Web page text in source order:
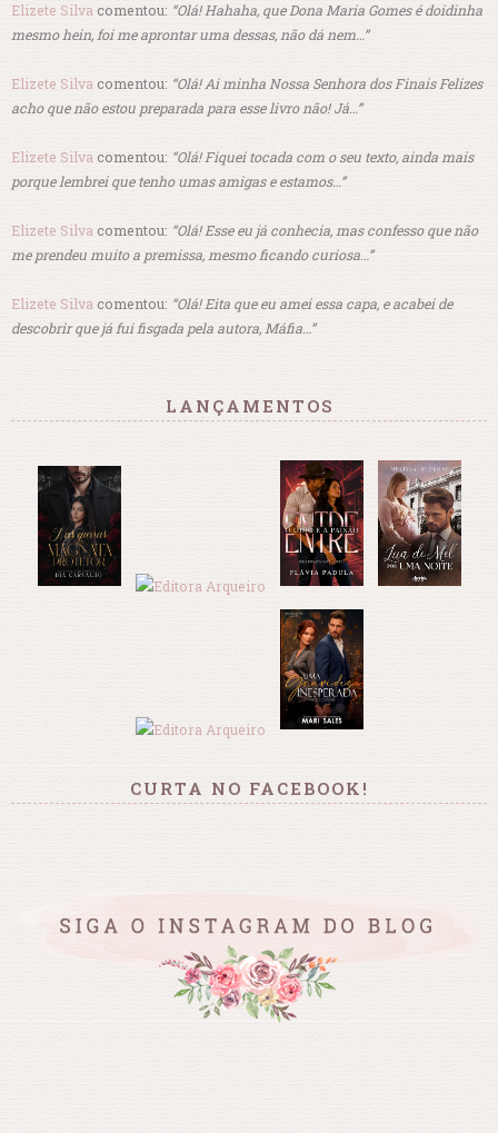
Elizete Silva comentou: “Olá! Hahaha, que Dona Maria Gomes é doidinha
mesmo hein, foi me aprontar uma dessas, não dá nem…”
Elizete Silva comentou: “Olá! Ai minha Nossa Senhora dos Finais Felizes
acho que não estou preparada para esse livro não! Já…”
Elizete Silva comentou: “Olá! Fiquei tocada com o seu texto, ainda mais
porque lembrei que tenho umas amigas e estamos…”
Elizete Silva comentou: “Olá! Esse eu já conhecia, mas confesso que não
me prendeu muito a premissa, mesmo ficando curiosa…”
Elizete Silva comentou: “Olá! Eita que eu amei essa capa, e acabei de
descobrir que já fui fisgada pela autora, Máfia…”
LANÇAMENTOS
CURTA NO FACEBOOK!